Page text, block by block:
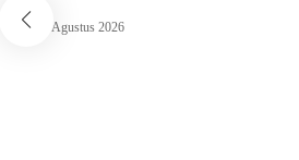
8 Agustus 2026